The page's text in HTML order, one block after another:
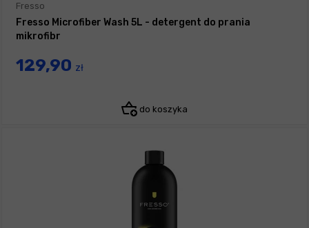
Fresso
Fresso Microfiber Wash 5L - detergent do prania
mikrofibr
129,90 zł
do koszyka